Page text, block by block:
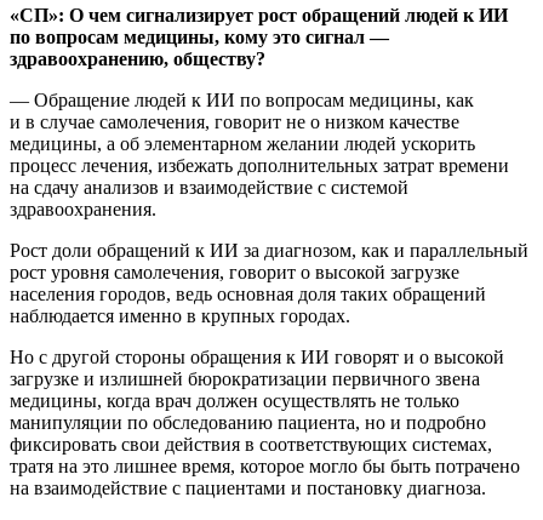
«СП»: О чем сигнализирует рост обращений людей к ИИ
по вопросам медицины, кому это сигнал —
здравоохранению, обществу?
— Обращение людей к ИИ по вопросам медицины, как
и в случае самолечения, говорит не о низком качестве
медицины, а об элементарном желании людей ускорить
процесс лечения, избежать дополнительных затрат времени
на сдачу анализов и взаимодействие с системой
здравоохранения.
Рост доли обращений к ИИ за диагнозом, как и параллельный
рост уровня самолечения, говорит о высокой загрузке
населения городов, ведь основная доля таких обращений
наблюдается именно в крупных городах.
Но с другой стороны обращения к ИИ говорят и о высокой
загрузке и излишней бюрократизации первичного звена
медицины, когда врач должен осуществлять не только
манипуляции по обследованию пациента, но и подробно
фиксировать свои действия в соответствующих системах,
тратя на это лишнее время, которое могло бы быть потрачено
на взаимодействие с пациентами и постановку диагноза.